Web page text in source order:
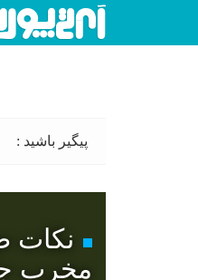
پیگیر باشید :
نکات
مخرب